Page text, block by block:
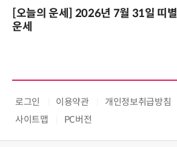
[오늘의 운세] 2026년 7월 31일 띠별
운세
로그인 이용약관 개인정보취급방침
사이트맵
PC버전